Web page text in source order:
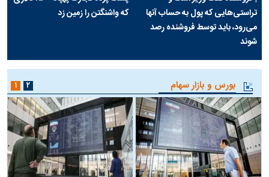
تراستی‌هایی که پول به حساب آنها
می‌رود، باید توسط فروشنده رصد
شوند
که واشنگتن را زمین زد
بورس و بازار سهام ۱ ۲